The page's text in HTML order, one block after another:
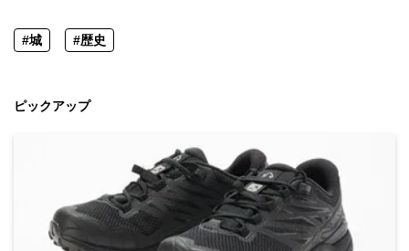
#城 #歴史
ピックアップ